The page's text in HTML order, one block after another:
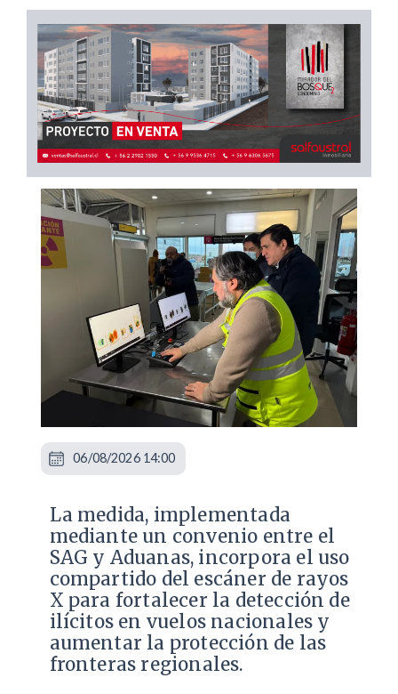
La medida, implementada
mediante un convenio entre el
SAG y Aduanas, incorpora el uso
compartido del escáner de rayos
X para fortalecer la detección de
ilícitos en vuelos nacionales y
aumentar la protección de las
fronteras regionales.
06/08/2026 14:00